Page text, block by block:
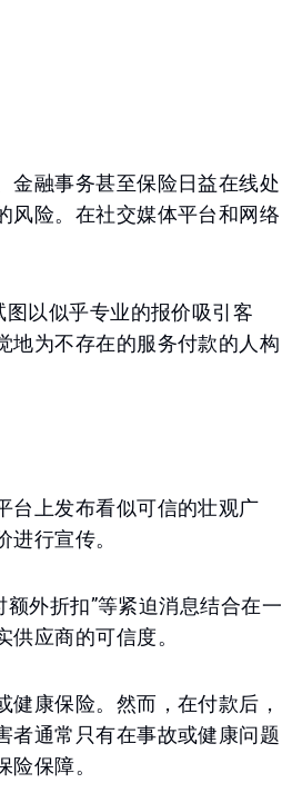
金融事务甚至保险日益在线处
风险。在社交媒体平台和网络
图以似乎专业的报价吸引客
地为不存在的服务付款的人构
台上发布看似可信的壮观广
行宣传。
额外折扣”等紧迫消息结合在一
应商的可信度。
康保险。然而，在付款后，
者通常只有在事故或健康问题
保障。